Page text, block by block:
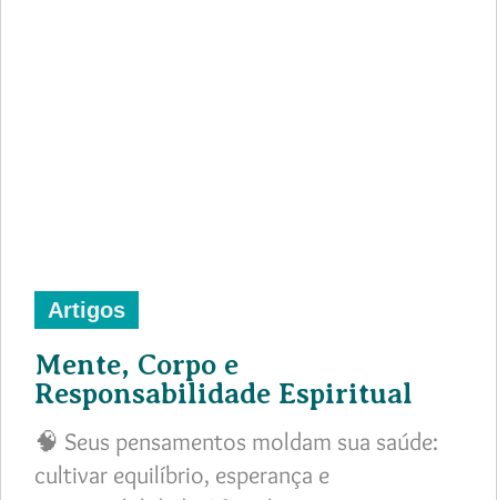
Artigos
Mente, Corpo e
Responsabilidade Espiritual
🧠 Seus pensamentos moldam sua saúde:
cultivar equilíbrio, esperança e